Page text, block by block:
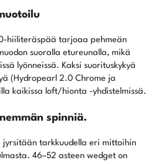
hiiliteräspää tarjoaa pehmeän
suoralla etureunalla, mikä
lyönneissä. Kaksi suorituskykyä
(Hydropearl 2.0 Chrome ja
kaikissa loft/hionta -yhdistelmissä.
spinniä.
jyrsitään tarkkuudella eri mittoihin
46–52 asteen wedget on